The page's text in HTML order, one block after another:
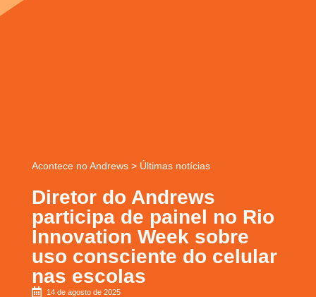
Acontece no Andrews> Últimas notícias
Diretor do Andrews
participa de painel no Rio
Innovation Week sobre
uso consciente do celular
nas escolas
14 de agosto de 2025